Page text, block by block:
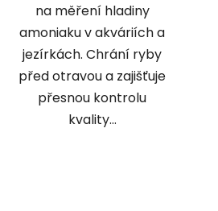
na měření hladiny
amoniaku v akváriích a
jezírkách. Chrání ryby
před otravou a zajišťuje
přesnou kontrolu
kvality...